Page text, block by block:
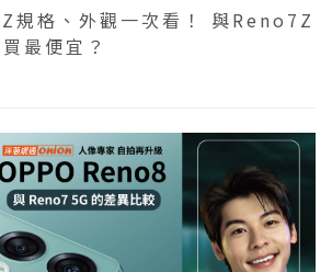
規格、外觀一次看！ 與Reno7Z
最便宜？